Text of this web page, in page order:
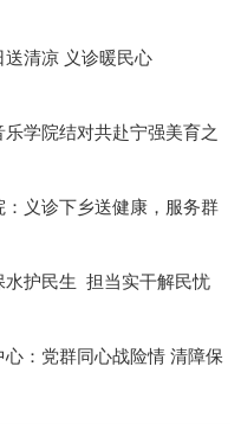
清凉 义诊暖民心
学院结对共赴宁强美育之
义诊下乡送健康，服务群
水护民生 担当实干解民忧
：党群同心战险情 清障保